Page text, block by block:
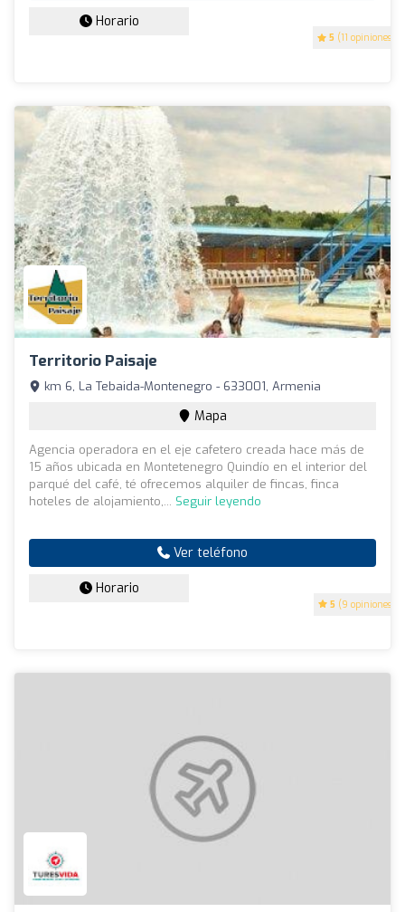
5 (11 opiniones)
Horario
Territorio Paisaje
5 (9 opiniones)
km 6, La Tebaida-Montenegro - 633001, Armenia
Mapa
Agencia operadora en el eje cafetero creada hace más de
15 años ubicada en Montetenegro Quindío en el interior del
parqué del café, té ofrecemos alquiler de fincas, finca
hoteles de alojamiento,... Seguir leyendo
Ver teléfono
Horario